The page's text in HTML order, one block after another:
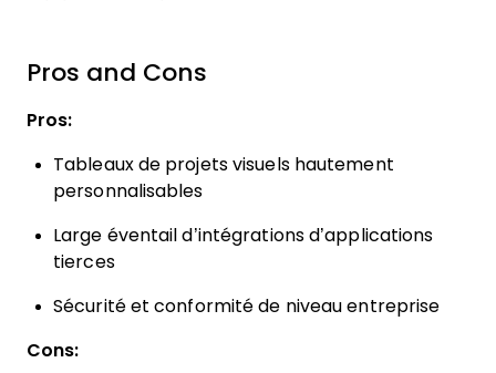
Pros and Cons
Pros:
Tableaux de projets visuels hautement
personnalisables
Large éventail d’intégrations d’applications
tierces
Sécurité et conformité de niveau entreprise
Cons: